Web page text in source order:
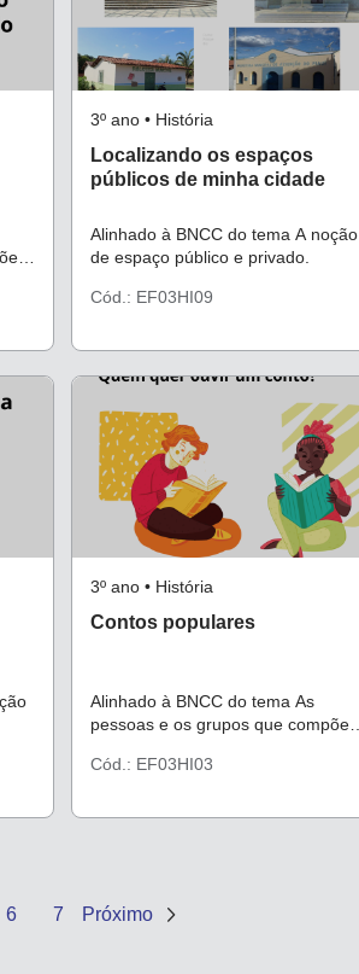
3º ano • História
Localizando os espaços
públicos de minha cidade
Alinhado à BNCC do tema A noção
de espaço público e privado.
Cód.: EF03HI09
3º ano • História
Contos populares
Alinhado à BNCC do tema As
pessoas e os grupos que compõem
Cód.: EF03HI03
6 7 Próximo